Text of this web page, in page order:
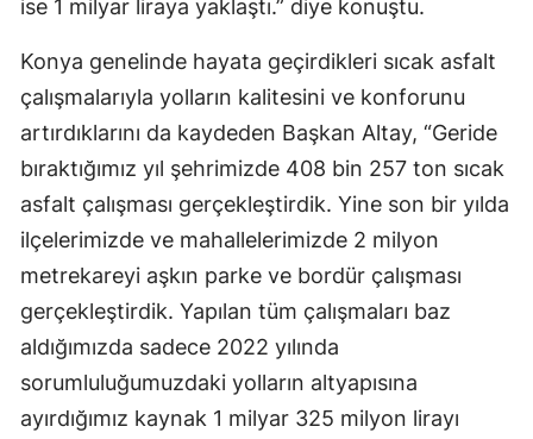
Kütahya
Malatya
Manisa
Kahramanmaraş
Mardin
Muğla
Nevşehir
ise 1 milyar liraya yaklaştı.” diye konuştu.
Konya genelinde hayata geçirdikleri sıcak asfalt
çalışmalarıyla yolların kalitesini ve konforunu
artırdıklarını da kaydeden Başkan Altay, “Geride
bıraktığımız yıl şehrimizde 408 bin 257 ton sıcak
asfalt çalışması gerçekleştirdik. Yine son bir yılda
ilçelerimizde ve mahallelerimizde 2 milyon
metrekareyi aşkın parke ve bordür çalışması
gerçekleştirdik. Yapılan tüm çalışmaları baz
aldığımızda sadece 2022 yılında
sorumluluğumuzdaki yolların altyapısına
ayırdığımız kaynak 1 milyar 325 milyon lirayı